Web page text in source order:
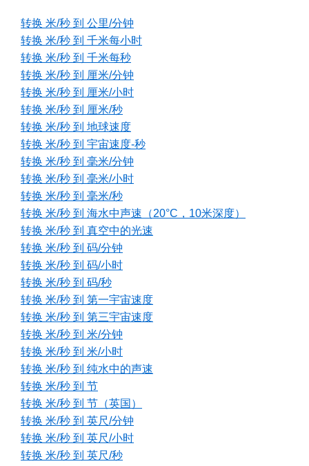
转换 米/秒 到 公里/分钟
转换 米/秒 到 千米每小时
转换 米/秒 到 千米每秒
转换 米/秒 到 厘米/分钟
转换 米/秒 到 厘米/小时
转换 米/秒 到 厘米/秒
转换 米/秒 到 地球速度
转换 米/秒 到 宇宙速度-秒
转换 米/秒 到 毫米/分钟
转换 米/秒 到 毫米/小时
转换 米/秒 到 毫米/秒
转换 米/秒 到 海水中声速（20°C，10米深度）
转换 米/秒 到 真空中的光速
转换 米/秒 到 码/分钟
转换 米/秒 到 码/小时
转换 米/秒 到 码/秒
转换 米/秒 到 第一宇宙速度
转换 米/秒 到 第三宇宙速度
转换 米/秒 到 米/分钟
转换 米/秒 到 米/小时
转换 米/秒 到 纯水中的声速
转换 米/秒 到 节
转换 米/秒 到 节（英国）
转换 米/秒 到 英尺/分钟
转换 米/秒 到 英尺/小时
转换 米/秒 到 英尺/秒